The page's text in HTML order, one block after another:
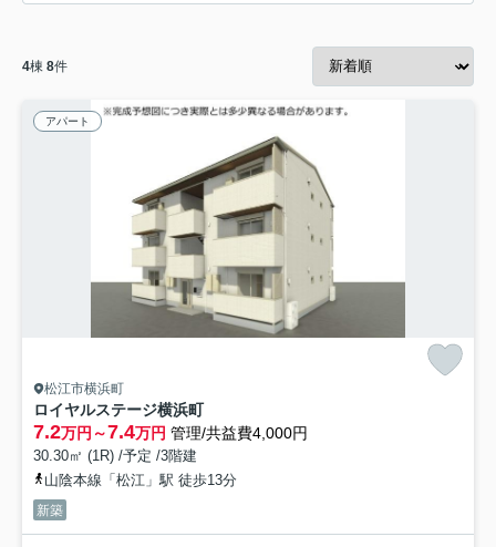
4棟 8件
アパート
松江市横浜町
ロイヤルステージ横浜町
7.2万円～7.4万円 管理/共益費4,000円
30.30㎡ (1R) /予定 /3階建
山陰本線「松江」駅 徒歩13分
新築